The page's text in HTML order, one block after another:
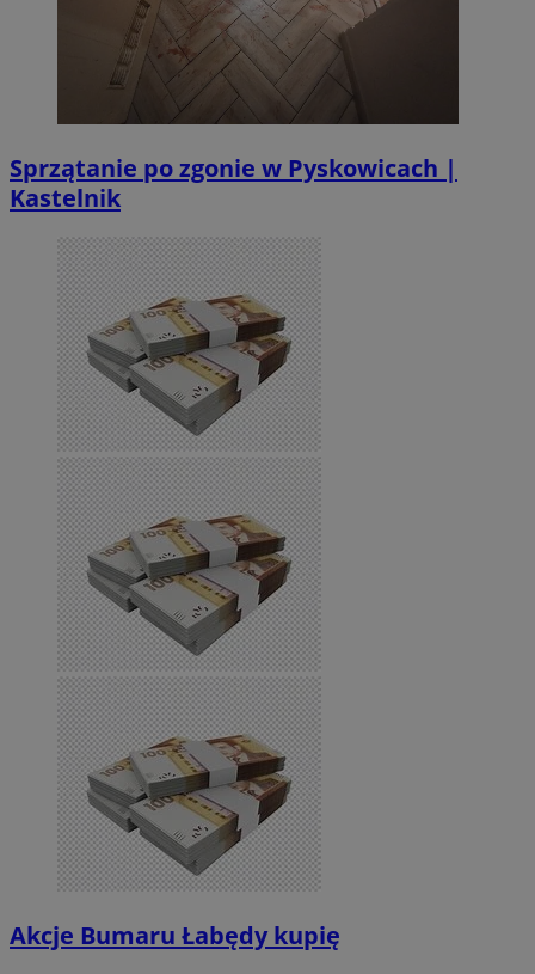
Sprzątanie po zgonie w Pyskowicach |
Kastelnik
Akcje Bumaru Łabędy kupię